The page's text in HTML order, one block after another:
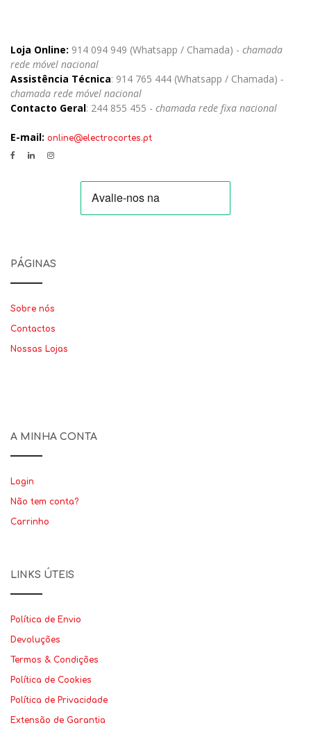
Loja Online: 914 094 949 (Whatsapp / Chamada) - chamada
rede móvel nacional
Assistência Técnica: 914 765 444 (Whatsapp / Chamada) -
chamada rede móvel nacional
Contacto Geral: 244 855 455 - chamada rede fixa nacional
E-mail: online@electrocortes.pt
PÁGINAS
Sobre nós
Contactos
Nossas Lojas
A MINHA CONTA
Login
Não tem conta?
Carrinho
LINKS ÚTEIS
Política de Envio
Devoluções
Termos & Condições
Política de Cookies
Política de Privacidade
Extensão de Garantia